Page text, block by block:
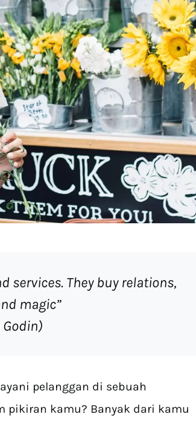
services. They buy relations,
magic”
pelanggan di sebuah
pikiran kamu? Banyak dari kamu